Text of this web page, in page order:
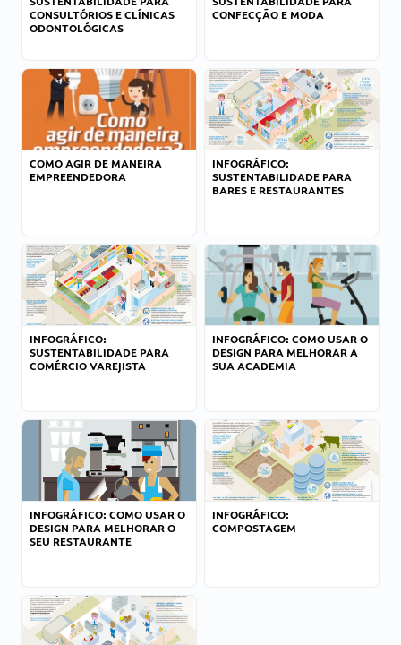
CONSULTÓRIOS E CLÍNICAS
ODONTOLÓGICAS
CONFECÇÃO E MODA
COMO AGIR DE MANEIRA
EMPREENDEDORA
INFOGRÁFICO:
SUSTENTABILIDADE PARA
BARES E RESTAURANTES
INFOGRÁFICO:
SUSTENTABILIDADE PARA
COMÉRCIO VAREJISTA
INFOGRÁFICO: COMO USAR O
DESIGN PARA MELHORAR A
SUA ACADEMIA
INFOGRÁFICO: COMO USAR O
DESIGN PARA MELHORAR O
SEU RESTAURANTE
INFOGRÁFICO:
COMPOSTAGEM